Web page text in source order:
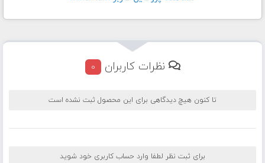
نظرات کاربران 0
تا کنون هیچ دیدگاهی برای این محصول ثبت نشده است
برای ثبت نظر لطفا وارد حساب کاربری خود شوید